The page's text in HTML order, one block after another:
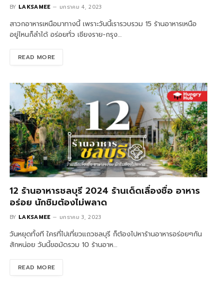
BY LAKSAMEE มกราคม 4, 2023
สาวกอาหารเหนือมาทางนี้ เพราะวันนี้เรารวบรวม 15 ร้านอาหารเหนือ
อยู่ไหนก็ลำได้ อร่อยทั่ว เชียงราย-กรุง…
READ MORE
12 ร้านอาหารชลบุรี 2024 ร้านเด็ดเลื่องชื่อ อาหาร
อร่อย นักชิมต้องไม่พลาด
BY LAKSAMEE มกราคม 3, 2023
วันหยุดทั้งที ใครที่ไปเที่ยวแถวชลบุรี ก็ต้องไปหาร้านอาหารอร่อยๆกัน
สักหน่อย วันนี้ขอมัดรวม 10 ร้านอาห…
READ MORE